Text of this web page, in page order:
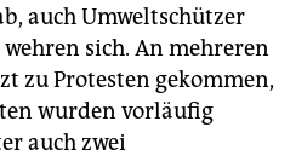
auch Umweltschützer
sich. An mehreren
zu Protesten gekommen,
wurden vorläufig
auch zwei